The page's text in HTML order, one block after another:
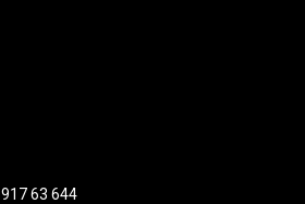
917 63 644